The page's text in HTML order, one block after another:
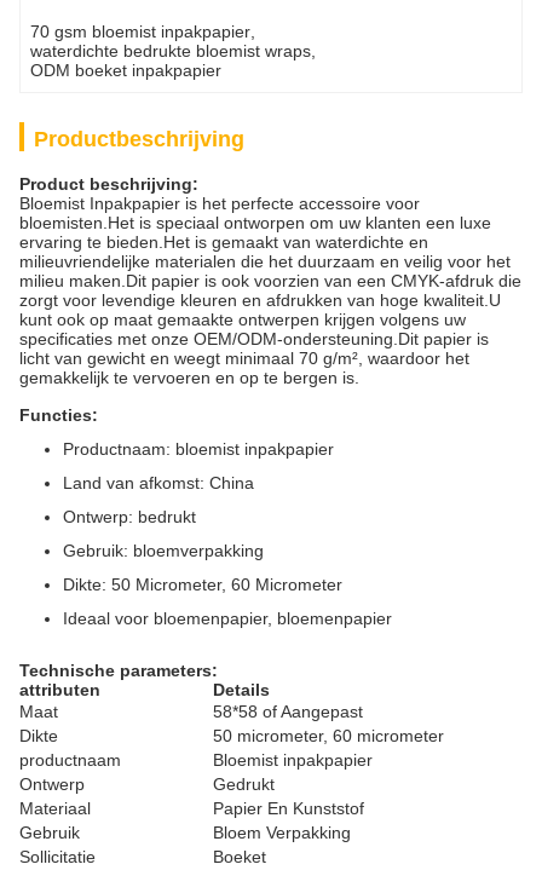
70 gsm bloemist inpakpapier
waterdichte bedrukte bloemist wraps
ODM boeket inpakpapier
Productbeschrijving
Product beschrijving:
Bloemist Inpakpapier is het perfecte accessoire voor
bloemisten.Het is speciaal ontworpen om uw klanten een luxe
ervaring te bieden.Het is gemaakt van waterdichte en
milieuvriendelijke materialen die het duurzaam en veilig voor het
milieu maken.Dit papier is ook voorzien van een CMYK-afdruk die
zorgt voor levendige kleuren en afdrukken van hoge kwaliteit.U
kunt ook op maat gemaakte ontwerpen krijgen volgens uw
specificaties met onze OEM/ODM-ondersteuning.Dit papier is
licht van gewicht en weegt minimaal 70 g/m², waardoor het
gemakkelijk te vervoeren en op te bergen is.
Functies:
Productnaam: bloemist inpakpapier
Land van afkomst: China
Ontwerp: bedrukt
Gebruik: bloemverpakking
Dikte: 50 Micrometer, 60 Micrometer
Ideaal voor bloemenpapier, bloemenpapier
Technische parameters:
attributen
Details
Maat
58*58 of Aangepast
Dikte
50 micrometer, 60 micrometer
productnaam
Bloemist inpakpapier
Ontwerp
Gedrukt
Materiaal
Papier En Kunststof
Gebruik
Bloem Verpakking
Sollicitatie
Boeket